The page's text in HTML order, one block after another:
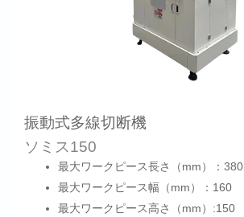
振動式多線切断機
ソミス150
最大ワークピース長さ（mm）：380
最大ワークピース幅（mm）：160
最大ワークピース高さ（mm）:150